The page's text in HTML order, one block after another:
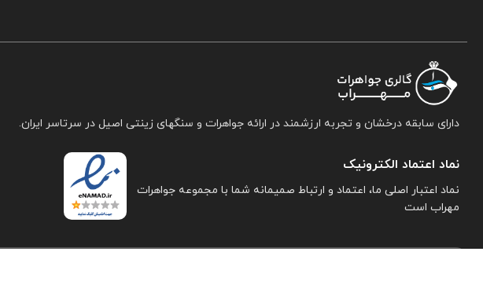
دارای سابقه درخشان و تجربه ارزشمند در ارائه جواهرات و سنگهای زینتی اصیل در سرتاسر ایران.
نماد اعتماد الکترونیک
نماد اعتبار اصلی ما، اعتماد و ارتباط صمیمانه شما با مجموعه جواهرات
مهراب است